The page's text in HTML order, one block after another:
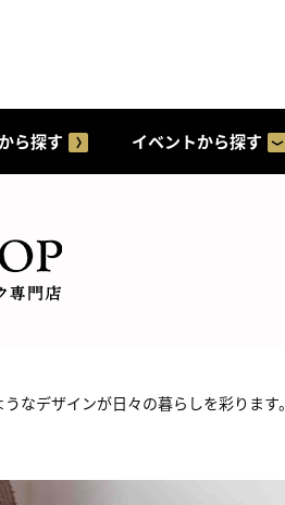
ら探す イベントから探す
なデザインが日々の暮らしを彩ります。